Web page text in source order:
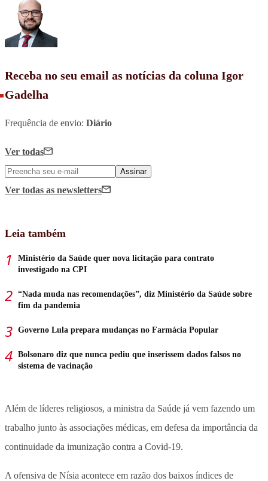
Receba no seu email as notícias da coluna Igor
Gadelha
Frequência de envio: Diário
Ver todas
Assinar
Ver todas as newsletters
Leia também
Ministério da Saúde quer nova licitação para contrato
investigado na CPI
“Nada muda nas recomendações”, diz Ministério da Saúde sobre
fim da pandemia
Governo Lula prepara mudanças no Farmácia Popular
Bolsonaro diz que nunca pediu que inserissem dados falsos no
sistema de vacinação
Além de líderes religiosos, a ministra da Saúde já vem fazendo um
trabalho junto às associações médicas, em defesa da importância da
continuidade da imunização contra a Covid-19.
A ofensiva de Nísia acontece em razão dos baixos índices de